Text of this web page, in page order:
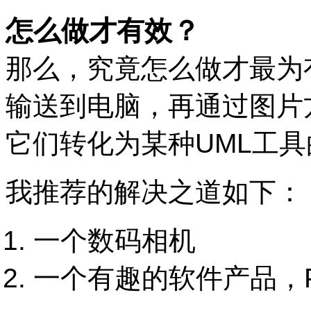
怎么做才有效？
那么，究竟怎么做才最
输送到电脑，再通过图
它们转化为某种UML工
我推荐的解决之道如下：
一个数码相机
一个有趣的软件产品，